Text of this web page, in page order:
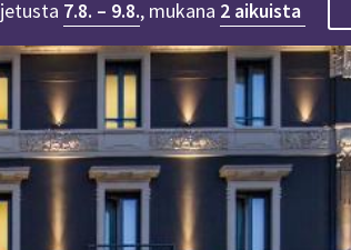
7.8. – 9.8., mukana 2 aikuista